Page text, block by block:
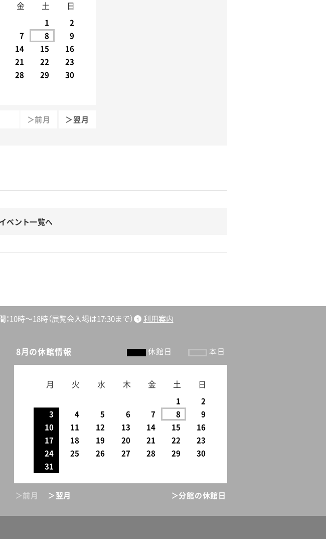
金 土 日
1
2
7 8
9
14 15
16
21 22
23
28 29
30
＞前月 ＞翌月
ベント一覧へ
10時〜18時 （展覧会入場は17:30まで） 利用案内
8月の休館情報 休館日 本日
月 火 水 木 金 土 日
1
2
3
4 5 6 7 8
9
10
11 12 13 14 15
16
17
18 19 20 21 22
23
24
25 26 27 28 29
30
31
＞前月 ＞翌月 ＞分館の休館日